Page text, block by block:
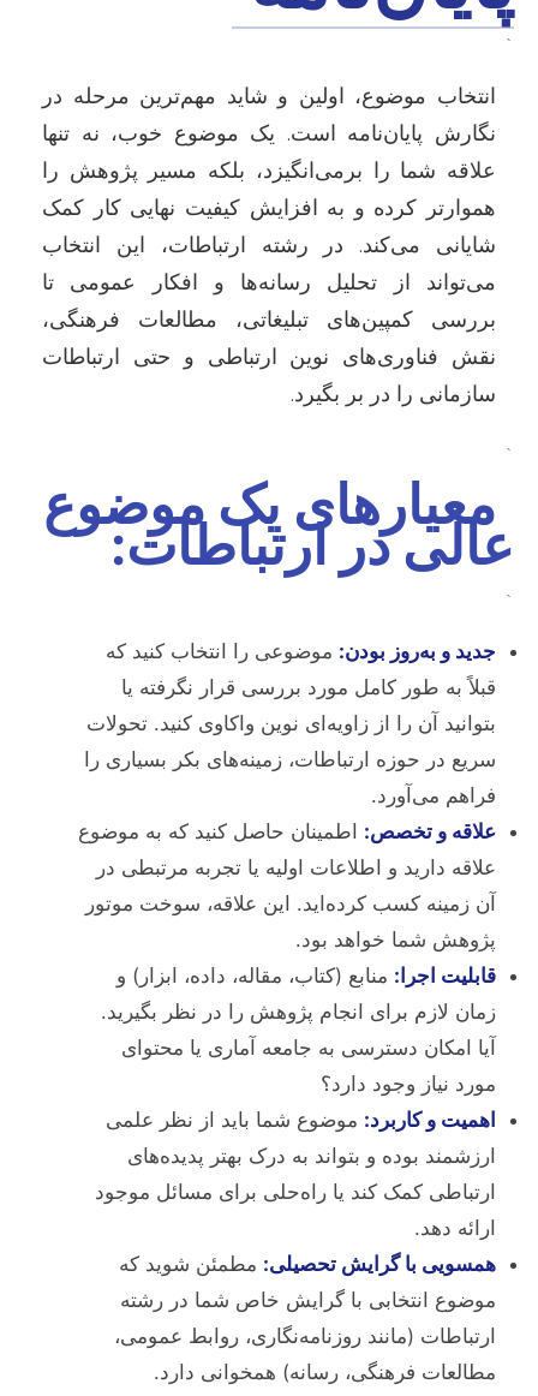
`
انتخاب موضوع، اولین و شاید مهم‌ترین مرحله در
نگارش پایان‌نامه است. یک موضوع خوب، نه تنها
علاقه شما را برمی‌انگیزد، بلکه مسیر پژوهش را
هموارتر کرده و به افزایش کیفیت نهایی کار کمک
شایانی می‌کند. در رشته ارتباطات، این انتخاب
می‌تواند از تحلیل رسانه‌ها و افکار عمومی تا
بررسی کمپین‌های تبلیغاتی، مطالعات فرهنگی،
نقش فناوری‌های نوین ارتباطی و حتی ارتباطات
سازمانی را در بر بگیرد.
`
معیارهای یک موضوع
عالی در ارتباطات:
`
جدید و به‌روز بودن: موضوعی را انتخاب کنید که
قبلاً به طور کامل مورد بررسی قرار نگرفته یا
بتوانید آن را از زاویه‌ای نوین واکاوی کنید. تحولات
سریع در حوزه ارتباطات، زمینه‌های بکر بسیاری را
فراهم می‌آورد.
علاقه و تخصص: اطمینان حاصل کنید که به موضوع
علاقه دارید و اطلاعات اولیه یا تجربه مرتبطی در
آن زمینه کسب کرده‌اید. این علاقه، سوخت موتور
پژوهش شما خواهد بود.
قابلیت اجرا: منابع (کتاب، مقاله، داده، ابزار) و
زمان لازم برای انجام پژوهش را در نظر بگیرید.
آیا امکان دسترسی به جامعه آماری یا محتوای
مورد نیاز وجود دارد؟
اهمیت و کاربرد: موضوع شما باید از نظر علمی
ارزشمند بوده و بتواند به درک بهتر پدیده‌های
ارتباطی کمک کند یا راه‌حلی برای مسائل موجود
ارائه دهد.
همسویی با گرایش تحصیلی: مطمئن شوید که
موضوع انتخابی با گرایش خاص شما در رشته
ارتباطات (مانند روزنامه‌نگاری، روابط عمومی،
مطالعات فرهنگی، رسانه) همخوانی دارد.